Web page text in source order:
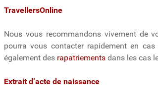
TravellersOnline
Nous vous recommandons vivement de
pourra vous contacter rapidement en
également des rapatriements dans les cas
Extrait d’acte de naissance